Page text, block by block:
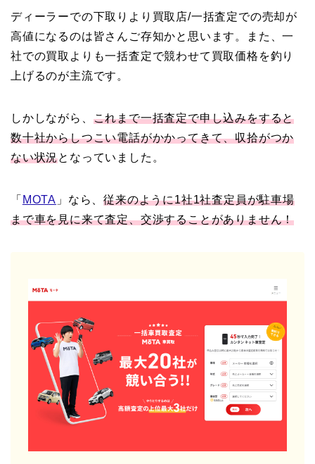
ディーラーでの下取りより買取店/一括査定での売却が
高値になるのは皆さんご存知かと思います。また、一
社での買取よりも一括査定で競わせて買取価格を釣り
上げるのが主流です。
しかしながら、 これまで一括査定で申し込みをすると
数十社からしつこい電話がかかってきて、収拾がつか
ない状況となっていました。
「 MOTA 」なら、従来のように1社1社査定員が駐車場
まで車を見に来て査定、交渉することがありません！